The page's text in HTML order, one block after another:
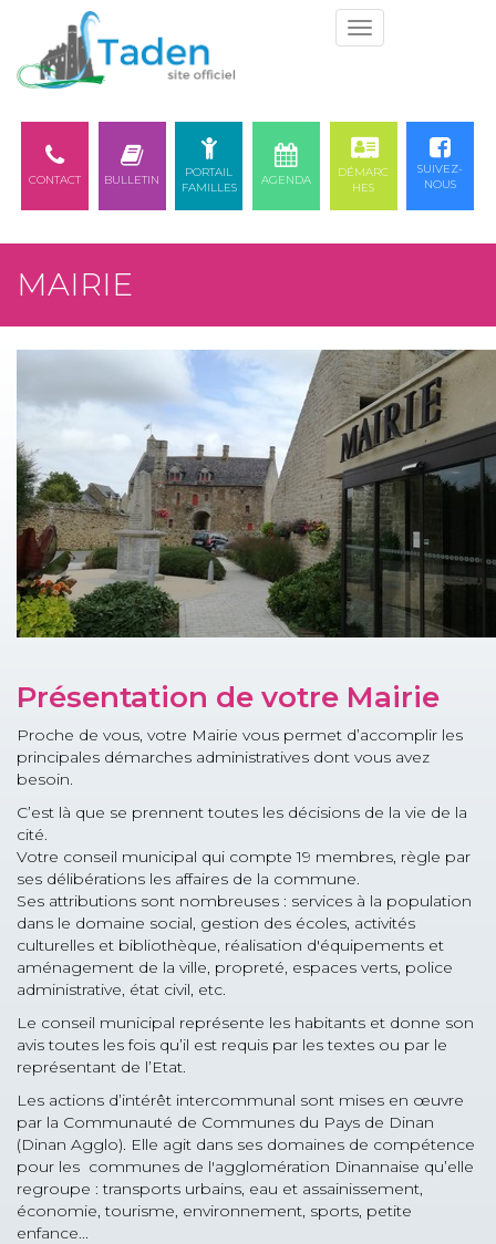
CONTACT BULLETIN
PORTAIL
FAMILLES
AGENDA
DÉMARC
HES
SUIVEZ-
NOUS
MAIRIE
Présentation de votre Mairie
Proche de vous, votre Mairie vous permet d’accomplir les
principales démarches administratives dont vous avez
besoin.
C’est là que se prennent toutes les décisions de la vie de la
cité.
Votre conseil municipal qui compte 19 membres, règle par
ses délibérations les affaires de la commune.
Ses attributions sont nombreuses : services à la population
dans le domaine social, gestion des écoles, activités
culturelles et bibliothèque, réalisation d'équipements et
aménagement de la ville, propreté, espaces verts, police
administrative, état civil, etc.
Le conseil municipal représente les habitants et donne son
avis toutes les fois qu’il est requis par les textes ou par le
représentant de l’Etat.
Les actions d’intérêt intercommunal sont mises en œuvre
par la Communauté de Communes du Pays de Dinan
(Dinan Agglo). Elle agit dans ses domaines de compétence
pour les communes de l'agglomération Dinannaise qu’elle
regroupe : transports urbains, eau et assainissement,
économie, tourisme, environnement, sports, petite
enfance...